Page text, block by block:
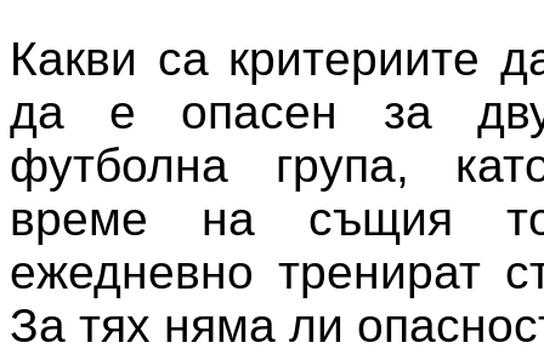
Какви са критериите
да е опасен за
футболна група,
време на същия
ежедневно тренират
За тях няма ли